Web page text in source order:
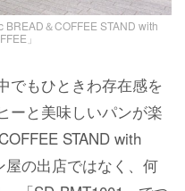
＆COFFEE STAND with
」
でもひときわ存在感を
ーと美味しいパンが楽
STAND with
屋の出店ではなく、何